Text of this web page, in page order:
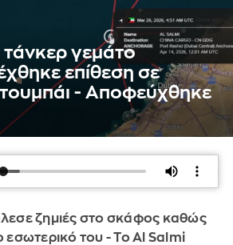
τάνκερ γεμάτο
επίθεση σε
- Αποφεύχθηκε
ζημιές στο σκάφος καθώς
εσωτερικό του - Το Al Salmi